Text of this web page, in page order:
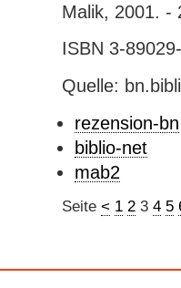
Malik, 2001. -
ISBN 3-
Quelle:
rezension-bn
biblio-net
mab2
Seite < 1 2 3 4 5